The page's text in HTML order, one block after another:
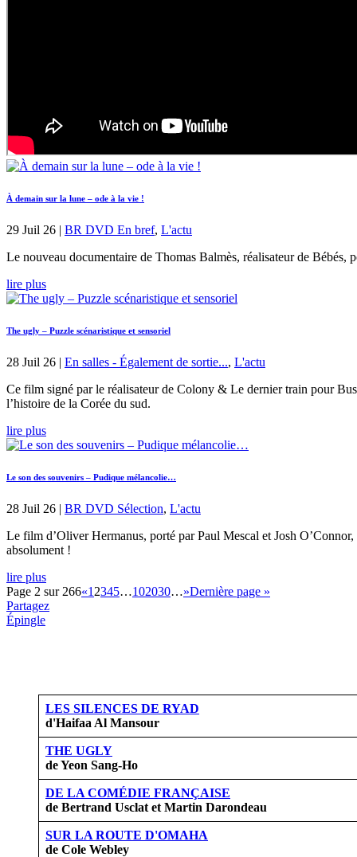
À demain sur la lune – ode à la vie !
29 Juil 26 | BR DVD En bref, L'actu
Le nouveau documentaire de Thomas Balmès, réalisateur de
lire plus
The ugly – Puzzle scénaristique et sensoriel
28 Juil 26 | En salles - Également de sortie..., L'actu
Ce film signé par le réalisateur de Colony & Le dernier train pour
l’histoire de la Corée du sud.
lire plus
Le son des souvenirs – Pudique mélancolie…
28 Juil 26 | BR DVD Sélection, L'actu
Le film d’Oliver Hermanus, porté par Paul Mescal et Josh
absolument !
lire plus
Page 2 sur 266«1 2345…102030…»Dernière page »
Partagez
Épingle
LES SILENCES DE RYAD
d'Haifaa Al Mansour
THE UGLY
de Yeon Sang-Ho
DE LA COMÉDIE FRANÇAISE
de Bertrand Usclat et Martin Darondeau
SUR LA ROUTE D'OMAHA
de Cole Webley